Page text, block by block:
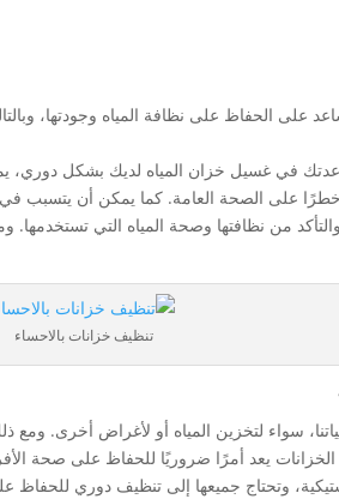
على الحفاظ على نظافة المياه وجودتها،
في غسيل خزان المياه لديك بشكل دوري،
على الصحة العامة. كما يمكن أن يتسبب في
من نظافتها وصحة المياه التي
تنظيف خزانات بالاحساء
سواء لتخزين المياه أو لأغراض أخرى. ومع
يعد أمرًا ضروريًا للحفاظ على صحة
وتحتاج جميعها إلى تنظيف دوري